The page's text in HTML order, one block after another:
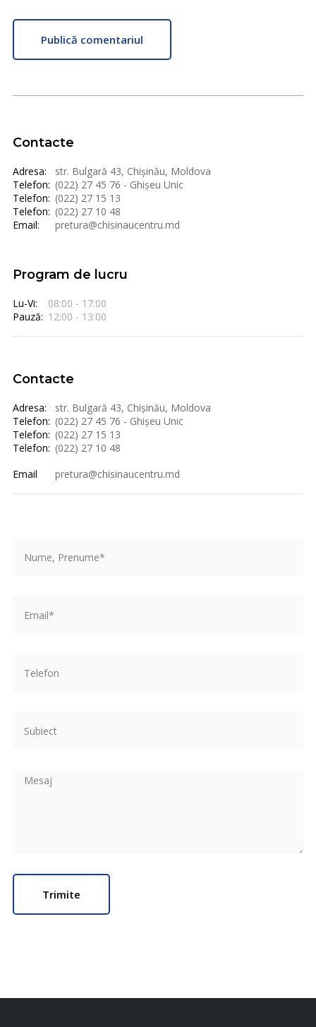
Publică comentariul
Contacte
Adresa:
str. Bulgară 43, Chișinău, Moldova
Telefon: (022) 27 45 76 - Ghișeu Unic
Telefon: (022) 27 15 13
Telefon: (022) 27 10 48
Email:
pretura@chisinaucentru.md
Program de lucru
Lu-Vi:
08:00 - 17:00
Pauză: 12:00 - 13:00
Contacte
Adresa:
str. Bulgară 43, Chișinău, Moldova
Telefon: (022) 27 45 76 - Ghișeu Unic
Telefon: (022) 27 15 13
Telefon: (022) 27 10 48
Email
pretura@chisinaucentru.md